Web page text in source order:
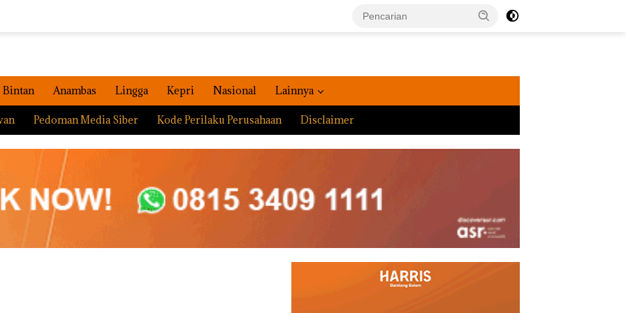
Bintan Anambas Lingga Kepri Nasional Lainnya
Pedoman Media Siber Kode Perilaku Perusahaan Disclaimer